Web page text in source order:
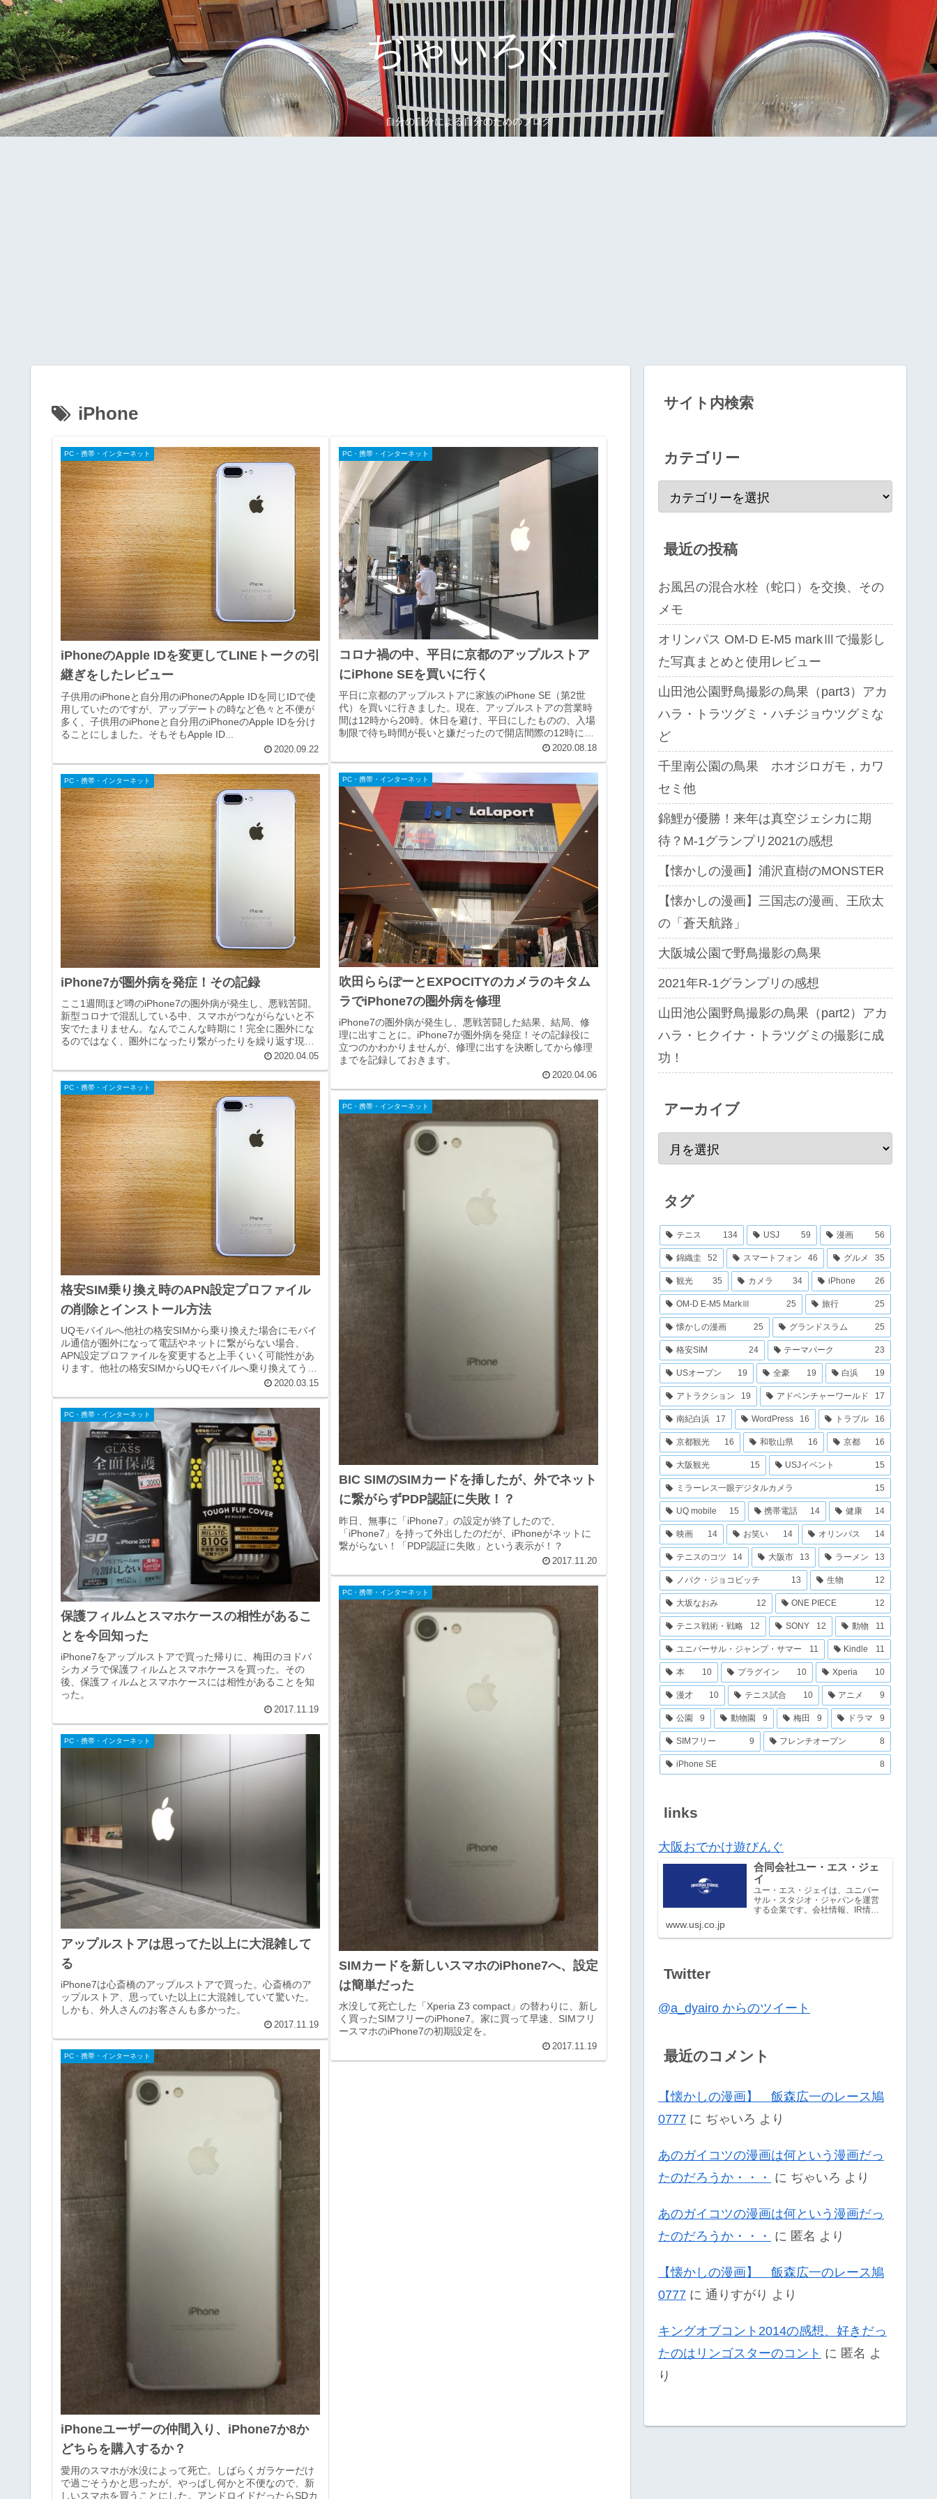
ぢゃいろぐ
自分の自分による自分のためのブログ
iPhone
PC・携帯・インターネット
iPhoneのApple IDを変更してLINEトークの引
継ぎをしたレビュー
子供用のiPhoneと自分用のiPhoneのApple IDを同じIDで使
用していたのですが、アップデートの時など色々と不便が
多く、子供用のiPhoneと自分用のiPhoneのApple IDを分け
ることにしました。そもそもApple ID...
2020.09.22
PC・携帯・インターネット
コロナ禍の中、平日に京都のアップルストア
にiPhone SEを買いに行く
平日に京都のアップルストアに家族のiPhone SE（第2世
代）を買いに行きました。現在、アップルストアの営業時
間は12時から20時。休日を避け、平日にしたものの、入場
制限で待ち時間が長いと嫌だったので開店間際の12時に到
2020.08.18
PC・携帯・インターネット
吹田ららぽーとEXPOCITYのカメラのキタム
ラでiPhone7の圏外病を修理
iPhone7の圏外病が発生し、悪戦苦闘した結果、結局、修
理に出すことに。iPhone7が圏外病を発症！その記録役に
立つのかわかりませんが、修理に出すを決断してから修理
までを記録しておきます。
2020.04.06
PC・携帯・インターネット
iPhone7が圏外病を発症！その記録
ここ1週間ほど噂のiPhone7の圏外病が発生し、悪戦苦闘。
新型コロナで混乱している中、スマホがつながらないと不
安でたまりません。なんでこんな時期に！完全に圏外にな
るのではなく、圏外になったり繋がったりを繰り返す現
2020.04.05
PC・携帯・インターネット
格安SIM乗り換え時のAPN設定プロファイル
の削除とインストール方法
UQモバイルへ他社の格安SIMから乗り換えた場合にモバイ
ル通信が圏外になって電話やネットに繋がらない場合、
APN設定プロファイルを変更すると上手くいく可能性があ
ります。他社の格安SIMからUQモバイルへ乗り換えてうま
2020.03.15
PC・携帯・インターネット
BIC SIMのSIMカードを挿したが、外でネット
に繋がらずPDP認証に失敗！？
昨日、無事に「iPhone7」の設定が終了したので、
「iPhone7」を持って外出したのだが、iPhoneがネットに
繋がらない！「PDP認証に失敗」という表示が！？
2017.11.20
PC・携帯・インターネット
保護フィルムとスマホケースの相性があるこ
とを今回知った
iPhone7をアップルストアで買った帰りに、梅田のヨドバ
シカメラで保護フィルムとスマホケースを買った。その
後、保護フィルムとスマホケースには相性があることを知
った。
2017.11.19
PC・携帯・インターネット
SIMカードを新しいスマホのiPhone7へ、設定
は簡単だった
水没して死亡した「Xperia Z3 compact」の替わりに、新し
く買ったSIMフリーのiPhone7。家に買って早速、SIMフリ
ースマホのiPhone7の初期設定を。
2017.11.19
PC・携帯・インターネット
アップルストアは思ってた以上に大混雑して
る
iPhone7は心斎橋のアップルストアで買った。心斎橋のア
ップルストア、思っていた以上に大混雑していて驚いた。
しかも、外人さんのお客さんも多かった。
2017.11.19
PC・携帯・インターネット
iPhoneユーザーの仲間入り、iPhone7か8か
どちらを購入するか？
愛用のスマホが水没によって死亡。しばらくガラケーだけ
で過ごそうかと思ったが、やっぱし何かと不便なので、新
しいスマホを買うことにした。アンドロイドだったらSDカ
サイト内検索
カテゴリー
最近の投稿
お風呂の混合水栓（蛇口）を交換、その
メモ
オリンパス OM-D E-M5 markⅢで撮影し
た写真まとめと使用レビュー
山田池公園野鳥撮影の鳥果（part3）アカ
ハラ・トラツグミ・ハチジョウツグミな
ど
千里南公園の鳥果 ホオジロガモ，カワ
セミ他
錦鯉が優勝！来年は真空ジェシカに期
待？M-1グランプリ2021の感想
【懐かしの漫画】浦沢直樹のMONSTER
【懐かしの漫画】三国志の漫画、王欣太
の「蒼天航路」
大阪城公園で野鳥撮影の鳥果
2021年R-1グランプリの感想
山田池公園野鳥撮影の鳥果（part2）アカ
ハラ・ヒクイナ・トラツグミの撮影に成
功！
アーカイブ
タグ
テニス 134 USJ 59 漫画 56
錦織圭 52 スマートフォン 46 グルメ 35
観光 35 カメラ 34 iPhone 26
OM-D E-M5 MarkⅢ 25 旅行 25
懐かしの漫画 25 グランドスラム 25
格安SIM 24 テーマパーク 23
USオープン 19 全豪 19 白浜 19
アトラクション 19 アドベンチャーワールド 17
南紀白浜 17 WordPress 16 トラブル 16
京都観光 16 和歌山県 16 京都 16
大阪観光 15 USJイベント 15
ミラーレス一眼デジタルカメラ 15
UQ mobile 15 携帯電話 14 健康 14
映画 14 お笑い 14 オリンパス 14
テニスのコツ 14 大阪市 13 ラーメン 13
ノバク・ジョコビッチ 13 生物 12
大坂なおみ 12 ONE PIECE 12
テニス戦術・戦略 12 SONY 12 動物 11
ユニバーサル・ジャンプ・サマー 11 Kindle 11
本 10 プラグイン 10 Xperia 10
漫才 10 テニス試合 10 アニメ 9
公園 9 動物園 9 梅田 9 ドラマ 9
SIMフリー 9 フレンチオープン 8
iPhone SE 8
links
大阪おでかけ遊びんぐ
合同会社ユー・エス・ジェ
イ
ユー・エス・ジェイは、ユニバー
サル・スタジオ・ジャパンを運営
する企業です。会社情報、IR情
www.usj.co.jp
Twitter
@a_dyairo からのツイート
最近のコメント
【懐かしの漫画】 飯森広一のレース鳩
0777 に ぢゃいろ より
あのガイコツの漫画は何という漫画だっ
たのだろうか・・・
に ぢゃいろ より
あのガイコツの漫画は何という漫画だっ
たのだろうか・・・
に 匿名 より
【懐かしの漫画】 飯森広一のレース鳩
0777 に 通りすがり より
キングオブコント2014の感想、好きだっ
たのはリンゴスターのコント に 匿名 よ
り